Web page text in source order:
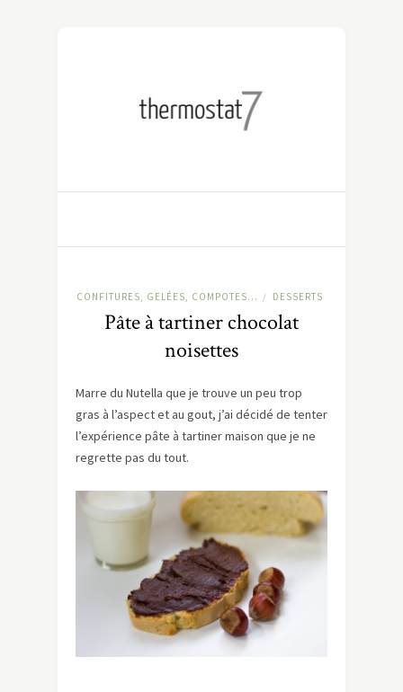
CONFITURES, GELÉES, COMPOTES... / DESSERTS
Pâte à tartiner chocolat
noisettes
Marre du Nutella que je trouve un peu trop
gras à l’aspect et au gout, j’ai décidé de tenter
l’expérience pâte à tartiner maison que je ne
regrette pas du tout.